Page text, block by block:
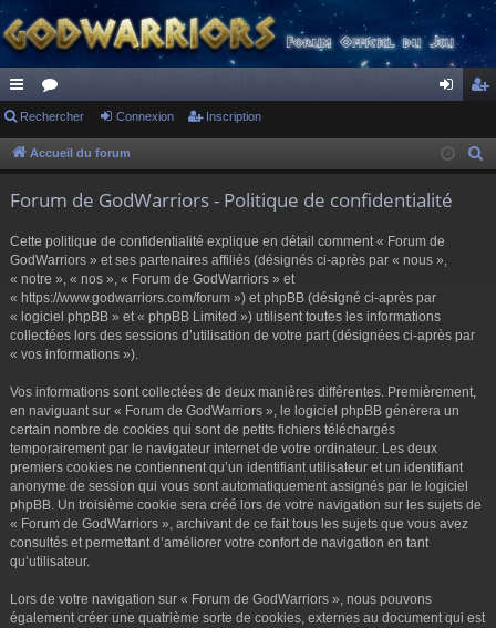
ac
co
s
or
u ne cri
Rechercher Connexion Inscription
Accueil du forum
Forum de GodWarriors - Politique de confidentialité
Cette politique de confidentialité explique en détail comment « Forum de
GodWarriors » et ses partenaires affiliés (désignés ci-après par « nous »,
« notre », « nos », « Forum de GodWarriors » et
« https://www.godwarriors.com/forum ») et phpBB (désigné ci-après par
« logiciel phpBB » et « phpBB Limited ») utilisent toutes les informations
collectées lors des sessions d’utilisation de votre part (désignées ci-après par
« vos informations »).
Vos informations sont collectées de deux manières différentes. Premièrement,
en naviguant sur « Forum de GodWarriors », le logiciel phpBB génèrera un
certain nombre de cookies qui sont de petits fichiers téléchargés
temporairement par le navigateur internet de votre ordinateur. Les deux
premiers cookies ne contiennent qu’un identifiant utilisateur et un identifiant
anonyme de session qui vous sont automatiquement assignés par le logiciel
phpBB. Un troisième cookie sera créé lors de votre navigation sur les sujets de
« Forum de GodWarriors », archivant de ce fait tous les sujets que vous avez
consultés et permettant d’améliorer votre confort de navigation en tant
qu’utilisateur.
Lors de votre navigation sur « Forum de GodWarriors », nous pouvons
également créer une quatrième sorte de cookies, externes au document qui est